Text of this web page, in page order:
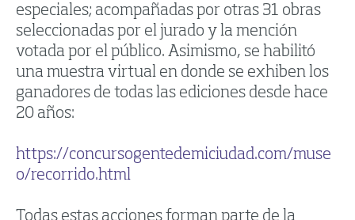
especiales; acompañadas por otras 31 obras
seleccionadas por el jurado y la mención
votada por el público. Asimismo, se habilitó
una muestra virtual en donde se exhiben los
ganadores de todas las ediciones desde hace
20 años:
https://concursogentedemiciudad.com/muse
o/recorrido.html